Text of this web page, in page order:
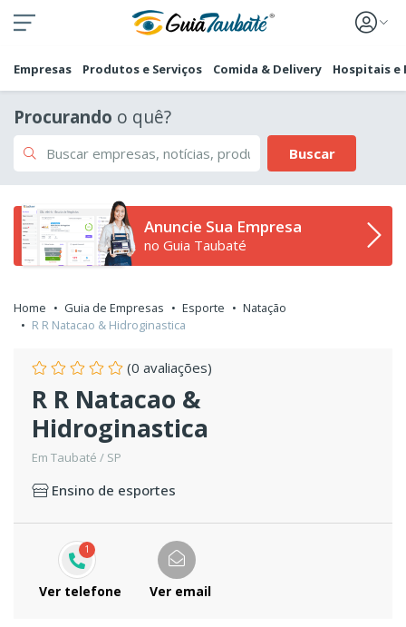
Empresas Produtos e Serviços Comida & Delivery Hospitais e
Procurando o quê?
Buscar
Anuncie Sua Empresa
no Guia Taubaté
Home Guia de Empresas Esporte
Natação
R R Natacao & Hidroginastica
(0 avaliações)
R R Natacao &
Hidroginastica
Em Taubaté / SP
Ensino de esportes
1
Ver telefone Ver email